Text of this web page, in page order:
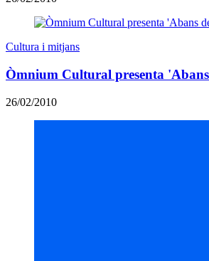
Cultura i mitjans
Òmnium Cultural presenta
26/02/2010